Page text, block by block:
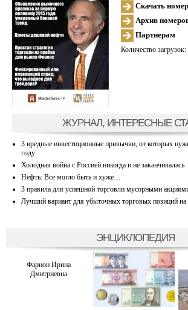
Скачать номер
Архив
Партнерам
Количество
ЖУРНАЛ, ИНТЕРЕСНЫЕ
3 вредные инвестиционные привычки, от которых
году
Холодная война с Россией никогда и не заканчивалась
Нефть: Все могло быть и хуже…
3 правила для успешной торговли мусорными
Лучший вариант для убыточных торговых позиций
ЭНЦИКЛОПЕДИЯ
Фарион Ирина
Дмитриевна